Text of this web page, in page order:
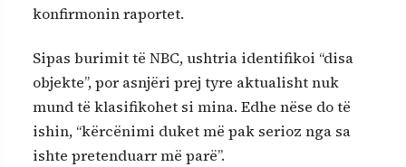
konfirmonin raportet.
Sipas burimit të NBC, ushtria identifikoi “disa
objekte”, por asnjëri prej tyre aktualisht nuk
mund të klasifikohet si mina. Edhe nëse do të
ishin, “kërcënimi duket më pak serioz nga sa
ishte pretenduarr më parë”.